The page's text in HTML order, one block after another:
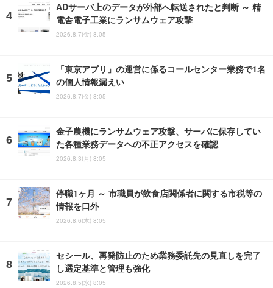
ADサーバ上のデータが外部へ転送されたと判断 ～ 精
電舎電子工業にランサムウェア攻撃
2026.8.7(金) 8:05
「東京アプリ」の運営に係るコールセンター業務で1名
の個人情報漏えい
2026.8.7(金) 8:05
金子農機にランサムウェア攻撃、サーバに保存してい
た各種業務データへの不正アクセスを確認
2026.8.3(月) 8:05
停職1ヶ月 ～ 市職員が飲食店関係者に関する市税等の
情報を口外
2026.8.6(木) 8:05
セシール、再発防止のため業務委託先の見直しを完了
し選定基準と管理も強化
2026.8.5(水) 8:05